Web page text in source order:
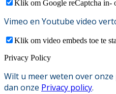
Klik om Google reCaptcha in-
Vimeo en Youtube video
Klik om video embeds toe te
Privacy Policy
Wilt u meer weten over
dan onze Privacy policy.